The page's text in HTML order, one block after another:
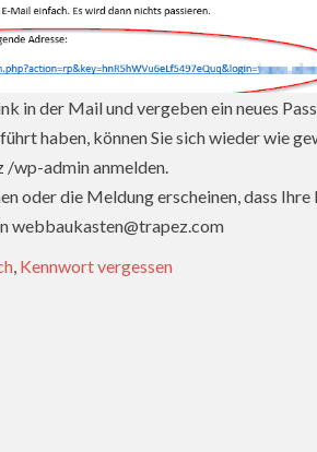
in der Mail und vergeben ein neues
haben, können Sie sich wieder wie
wp-admin anmelden.
oder die Meldung erscheinen, dass
webbaukasten@trapez.com
, Kennwort vergessen